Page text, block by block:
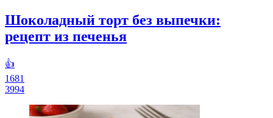
Шоколадный торт без выпечки:
рецепт из печенья
👍
1681
3994